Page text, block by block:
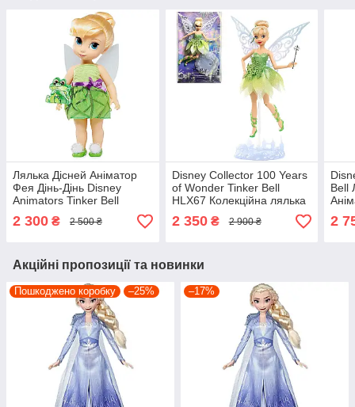
Лялька Дісней Аніматор
Фея Дінь-Дінь Disney
Animators Tinker Bell
460020242130
2 300 ₴ 2 500 ₴
Disney Collector 100 Years
of Wonder Tinker Bell
HLX67 Колекційна лялька
Фея Дінь-Дінь Дісней 100
років чудес
2 350₴ 2 900 ₴
Bell
2
Акційні пропозиції та новинки
Пошкоджено коробку –25% –17%